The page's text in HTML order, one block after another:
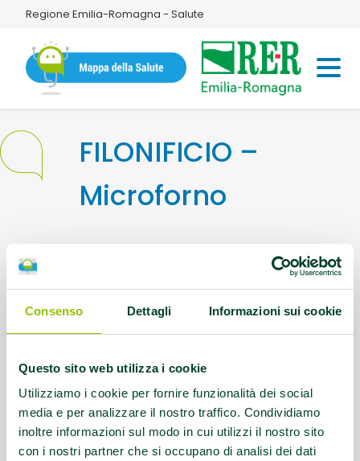
Consenso Dettagli Informazioni sui cookie
Questo sito web utilizza i cookie
Utilizziamo i cookie per fornire funzionalità dei social
media e per analizzare il nostro traffico. Condividiamo
inoltre informazioni sul modo in cui utilizzi il nostro sito
con i nostri partner che si occupano di analisi dei dati
Regione Emilia-Romagna - Salute
FILONIFICIO –
Microforno
Via Voltapaletto 24 FERRARA
Telefono:3485399381
Email::info@filonificio.it